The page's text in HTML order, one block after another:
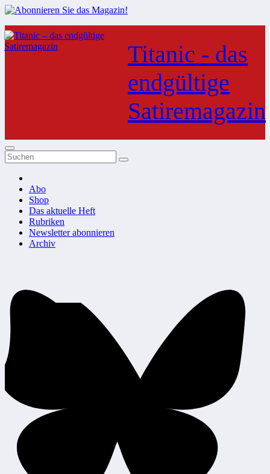
Zum
Inhalt
springen
Titanic - das
endgültige
Satiremagazin
Abo
Shop
Das aktuelle Heft
Rubriken
Newsletter abonnieren
Archiv